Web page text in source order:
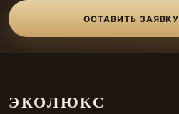
ОСТАВИТЬ ЗАЯВКУ
ЭКОЛЮКС